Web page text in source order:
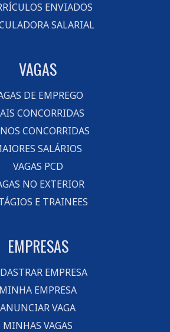
ENVIADOS
SALARIAL
VAGAS
DE EMPREGO
CONCORRIDAS
CONCORRIDAS
SALÁRIOS
VAGAS PCD
NO EXTERIOR
E TRAINEES
EMPRESAS
EMPRESA
MINHA EMPRESA
ANUNCIAR VAGA
MINHAS VAGAS